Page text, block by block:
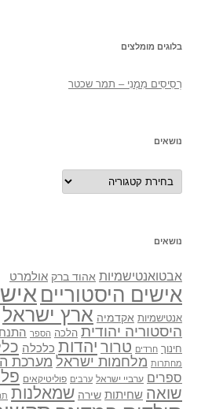
בלוגים מומלצים
רְסִיסִים מִמֶנִי – תמר שכטר
נושאים
נושאים
נושאים
אבטואנטישמיות אהוד ברק אולמרט
אישים היסטוריים
אנטישמיות אקדמיה ארץ ישראל
היסטוריה יהודית הלכה הספר
חינוך חרדים טרור יהדות כלכלה
מחתרות מלחמות ישראל מערכת
ספרים ערביי ישראל ערבים פוליטיקאים
שואה שחיתות שירה שמאלנות